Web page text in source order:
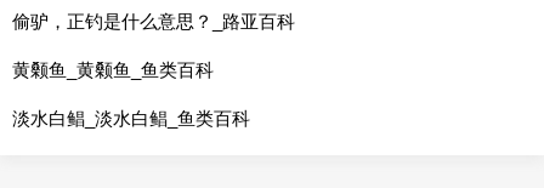
偷驴，正钓是什么意思？_路亚百科
黄颡鱼_黄颡鱼_鱼类百科
淡水白鲳_淡水白鲳_鱼类百科